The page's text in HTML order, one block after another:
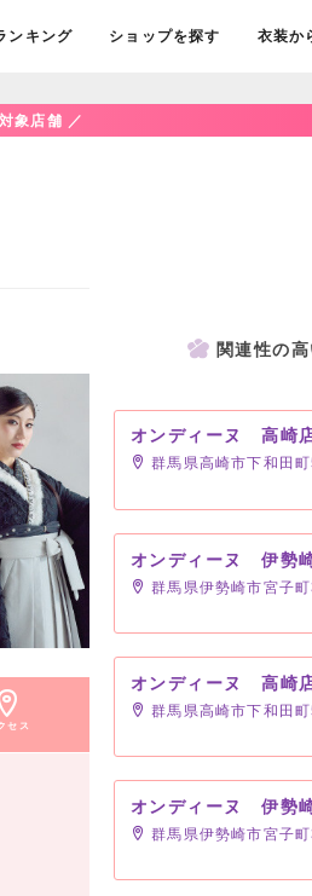
ンキング ショップを探す 衣装か
象店舗 ／
セス
関連性の
オンディーヌ 高崎
群馬県高崎市下和田町5-
オンディーヌ 伊勢
群馬県伊勢崎市宮子町
オンディーヌ 高崎
群馬県高崎市下和田町5-
オンディーヌ 伊勢
群馬県伊勢崎市宮子町